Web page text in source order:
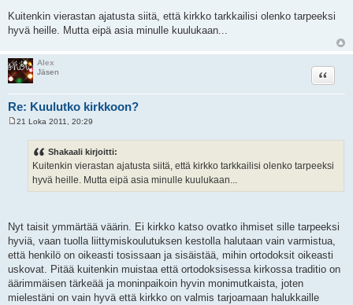
Kuitenkin vierastan ajatusta siitä, että kirkko tarkkailisi olenko tarpeeksi
hyvä heille. Mutta eipä asia minulle kuulukaan...
Alex
Jäsen
Re: Kuulutko kirkkoon?
Lainaa
21 Loka 2011, 20:29
Shakaali kirjoitti:
Kuitenkin vierastan ajatusta siitä, että kirkko tarkkailisi olenko tarpeeksi
hyvä heille. Mutta eipä asia minulle kuulukaan...
Nyt taisit ymmärtää väärin. Ei kirkko katso ovatko ihmiset sille tarpeeksi
hyviä, vaan tuolla liittymiskoulutuksen kestolla halutaan vain varmistua,
että henkilö on oikeasti tosissaan ja sisäistää, mihin ortodoksit oikeasti
uskovat. Pitää kuitenkin muistaa että ortodoksisessa kirkossa traditio on
äärimmäisen tärkeää ja moninpaikoin hyvin monimutkaista, joten
mielestäni on vain hyvä että kirkko on valmis tarjoamaan halukkaille